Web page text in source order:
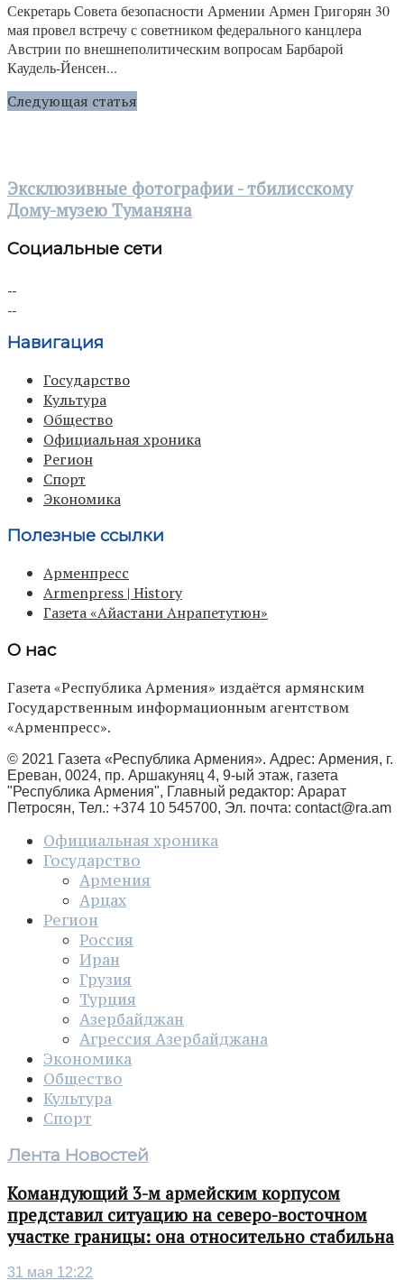
Секретарь Совета безопасности Армении Армен Григорян 30
мая провел встречу с советником федерального канцлера
Австрии по внешнеполитическим вопросам Барбарой
Каудель-Йенсен...
Следующая статья
Эксклюзивные фотографии - тбилисскому
Дому-музею Туманяна
Социальные сети
Навигация
Государство
Культура
Общество
Официальная хроника
Регион
Спорт
Экономика
Полезные ссылки
Арменпресс
Armenpress | History
Газета «Айастани Анрапетутюн»
О нас
Газета «Республика Армения» издаётся армянским
Государственным информационным агентством
«Арменпресс».
© 2021 Газета «Республика Армения». Адрес: Армения, г.
Ереван, 0024, пр. Аршакуняц 4, 9-ый этаж, газета
"Республика Армения", Главный редактор: Арарат
Петросян, Тел.: +374 10 545700, Эл. почта: contact@ra.am
Официальная хроника
Государство
Армения
Арцах
Регион
Россия
Иран
Грузия
Турция
Азербайджан
Агрессия Азербайджана
Экономика
Общество
Культура
Спорт
Лента Новостей
Командующий 3-м армейским корпусом
представил ситуацию на северо-восточном
участке границы: она относительно стабильна
31 мая 12:22